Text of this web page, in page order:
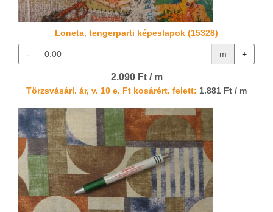
Loneta, tengerparti képeslapok (15328)
- m +
2.090 Ft / m
Törzsvásárl. ár, v. 10 e. Ft kosárért. felett: 1.881 Ft / m